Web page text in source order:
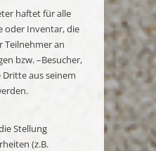
haftet für alle
oder Inventar, die
Teilnehmer an
bzw. –Besucher,
aus seinem
Stellung
(z.B.